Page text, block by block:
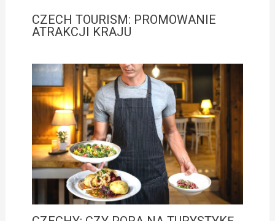
CZECH TOURISM: PROMOWANIE
ATRAKCJI KRAJU